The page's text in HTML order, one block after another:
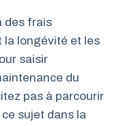
des frais
la longévité et les
saisir
du
pas à parcourir
sujet dans la